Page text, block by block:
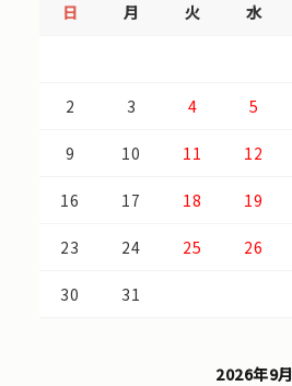
日 月 火 水
2 3 4 5
9 10 11 12
16 17 18 19
23 24 25 26
30 31
2026年9月